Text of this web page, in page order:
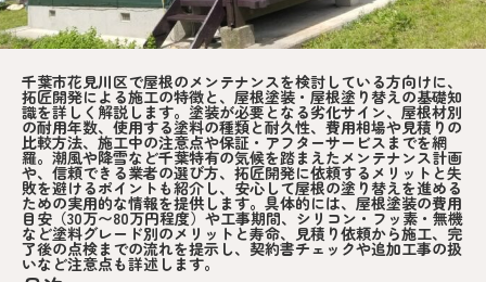
千葉市花見川区で屋根のメンテナンスを検討している方向けに、
拓匠開発による施工の特徴と、屋根塗装・屋根塗り替えの基礎知
識を詳しく解説します。塗装が必要となる劣化サイン、屋根材別
の耐用年数、使用する塗料の種類と耐久性、費用相場や見積りの
比較方法、施工中の注意点や保証・アフターサービスまでを網
羅。潮風や降雪など千葉特有の気候を踏まえたメンテナンス計画
や、信頼できる業者の選び方、拓匠開発に依頼するメリットと失
敗を避けるポイントも紹介し、安心して屋根の塗り替えを進める
ための実用的な情報を提供します。具体的には、屋根塗装の費用
目安（30万〜80万円程度）や工事期間、シリコン・フッ素・無機
など塗料グレード別のメリットと寿命、見積り依頼から施工、完
了後の点検までの流れを提示し、契約書チェックや追加工事の扱
いなど注意点も詳述します。